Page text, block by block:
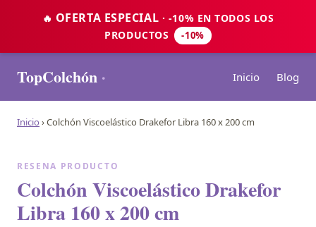
🔥 OFERTA ESPECIAL · -10% EN TODOS LOS
PRODUCTOS
-10%
TopColchón · Inicio Blog
Inicio ›Colchón Viscoelástico Drakefor Libra 160 x 200 cm
RESENA PRODUCTO
Colchón Viscoelástico Drakefor
Libra 160 x 200 cm